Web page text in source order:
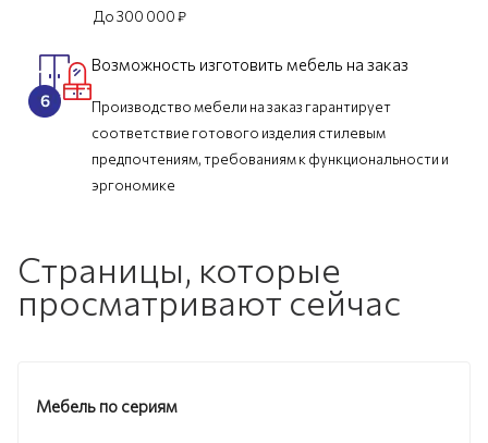
До 300 000 ₽
Возможность изготовить мебель на заказ
Производство мебели на заказ гарантирует
соответствие готового изделия стилевым
предпочтениям, требованиям к функциональности и
эргономике
Страницы, которые
просматривают сейчас
Мебель по сериям